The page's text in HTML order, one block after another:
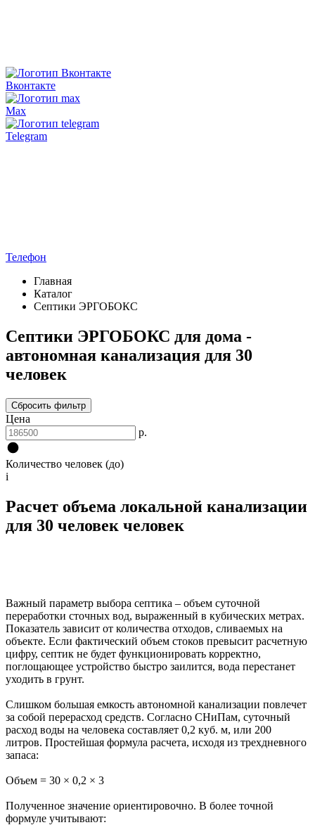
Вконтакте
Max
Telegram
Телефон
Главная
Каталог
Септики ЭРГОБОКС
Септики ЭРГОБОКС для дома -
автономная канализация для 30
человек
Сбросить фильтр
Цена
р.
Количество человек (до)
i
Расчет объема локальной канализации
для 30 человек человек
Важный параметр выбора септика – объем суточной
переработки сточных вод, выраженный в кубических метрах.
Показатель зависит от количества отходов, сливаемых на
объекте. Если фактический объем стоков превысит расчетную
цифру, септик не будет функционировать корректно,
поглощающее устройство быстро заилится, вода перестанет
уходить в грунт.
Слишком большая емкость автономной канализации повлечет
за собой перерасход средств. Согласно СНиПам, суточный
расход воды на человека составляет 0,2 куб. м, или 200
литров. Простейшая формула расчета, исходя из трехдневного
запаса:
Объем = 30 × 0,2 × 3
Полученное значение ориентировочно. В более точной
формуле учитывают: